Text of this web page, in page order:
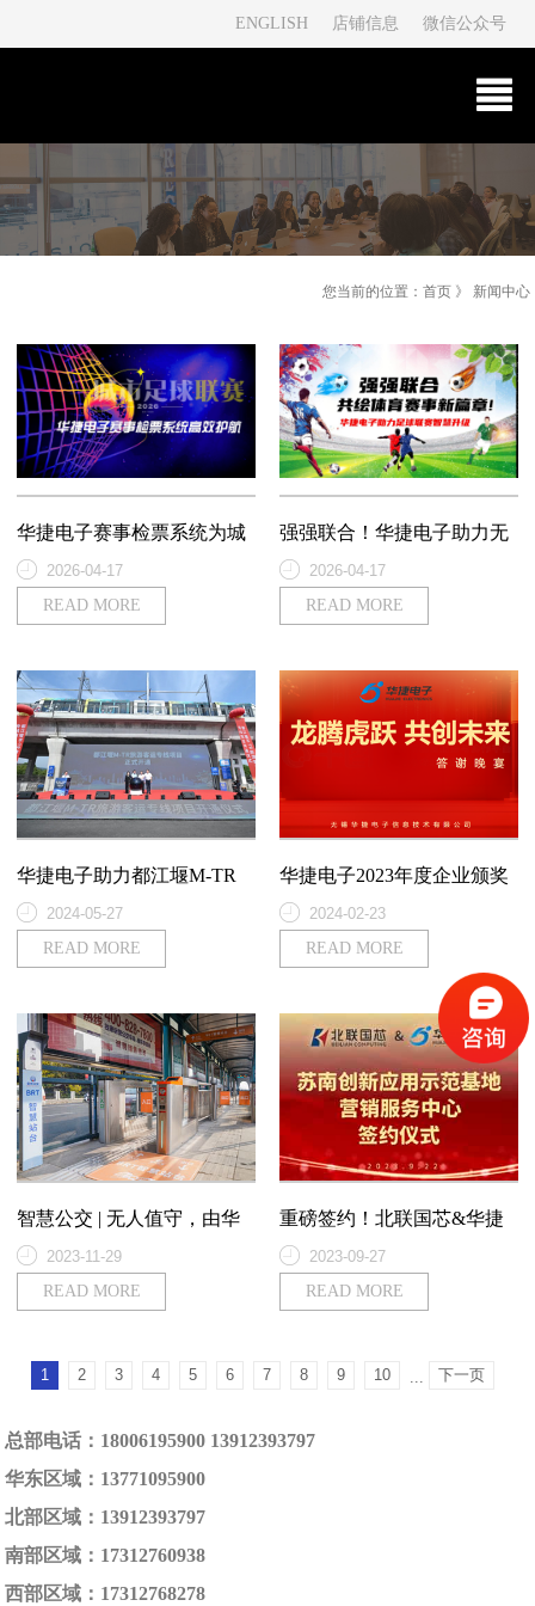
ENGLISH 店铺信息 微信公众号
您当前的位置： 首页》 新闻中心
华捷电子赛事检票系统为城
市足球联赛高效护航~
2026-04-17
READ MORE
强强联合！华捷电子助力无
锡吴钩足球俱乐部智慧升
级，共绘体育赛事新篇章!
2026-04-17
READ MORE
华捷电子助力都江堰M-TR
旅游客运专线开通运营
2024-05-27
READ MORE
华捷电子2023年度企业颁奖
盛典圆满成功
2024-02-23
READ MORE
智慧公交 | 无人值守，由华
捷电子承建的常州公交BRT
智慧站台上线启用
2023-11-29
READ MORE
重磅签约！北联国芯&华捷
电子苏南创新应用示范基地
及营销服务中心签约仪式
2023-09-27
READ MORE
1 2 3 4 5 6 7 8 9 10 下一页
总部电话：18006195900 13912393797
华东区域：13771095900
北部区域：13912393797
南部区域：17312760938
西部区域：17312768278